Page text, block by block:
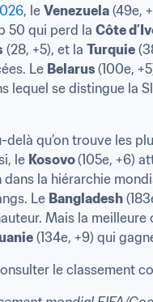
, le Venezuela (49e,
50 qui perd la Côte
(28, +5), et la Turquie
Le Belarus (100e,
lequel se distingue la
delà qu’on trouve les
le Kosovo (105e, +6)
la hiérarchie
Le Bangladesh
Mais la
(134e, +9) qui
le classement